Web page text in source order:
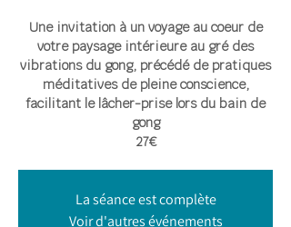
Une invitation à un voyage au coeur de
votre paysage intérieure au gré des
vibrations du gong, précédé de pratiques
méditatives de pleine conscience,
facilitant le lâcher-prise lors du bain de
gong
27€
La séance est complète
Voir d'autres événements